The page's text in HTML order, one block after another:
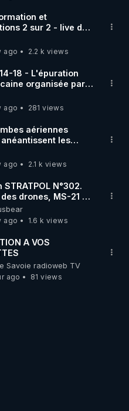
et
2 sur 2 - live du
ago
2.2 k views
18 - L'épuration
organisée par
de la truelle
ago
281 views
aériennes
les
de contrôle de
de 3 brigades
ago
2.1 k views
STRATPOL N°302.
drones, MS-21 en
coréens.
ago
1.6 k views
A VOS
Savoie radioweb TV
ago
81 views